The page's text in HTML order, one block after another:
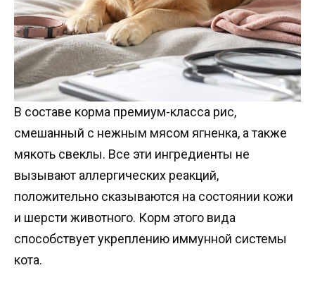
В составе корма премиум-класса рис,
смешанный с нежным мясом ягненка, а также
мякоть свеклы. Все эти ингредиенты не
вызывают аллергических реакций,
положительно сказываются на состоянии кожи
и шерсти животного. Корм этого вида
способствует укреплению иммунной системы
кота.